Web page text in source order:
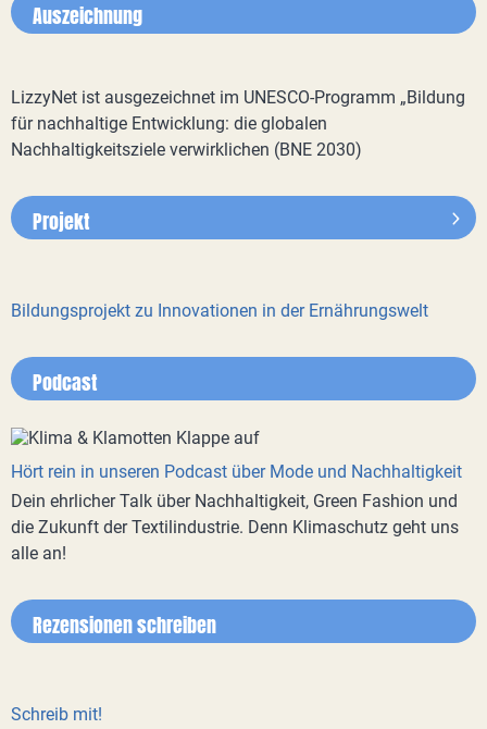
Auszeichnung
LizzyNet ist ausgezeichnet im UNESCO-Programm „Bildung
für nachhaltige Entwicklung: die globalen
Nachhaltigkeitsziele verwirklichen (BNE 2030)
Projekt
Bildungsprojekt zu Innovationen in der Ernährungswelt
Podcast
Hört rein in unseren Podcast über Mode und Nachhaltigkeit
Dein ehrlicher Talk über Nachhaltigkeit, Green Fashion und
die Zukunft der Textilindustrie. Denn Klimaschutz geht uns
alle an!
Rezensionen schreiben
Schreib mit!